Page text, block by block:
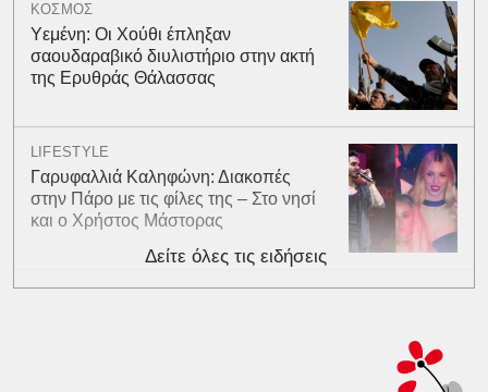
ΚΟΣΜΟΣ
Υεμένη: Οι Χούθι έπληξαν
σαουδαραβικό διυλιστήριο στην ακτή
της Ερυθράς Θάλασσας
LIFESTYLE
Γαρυφαλλιά Καληφώνη: Διακοπές
στην Πάρο με τις φίλες της – Στο νησί
και ο Χρήστος Μάστορας
Δείτε όλες τις ειδήσεις